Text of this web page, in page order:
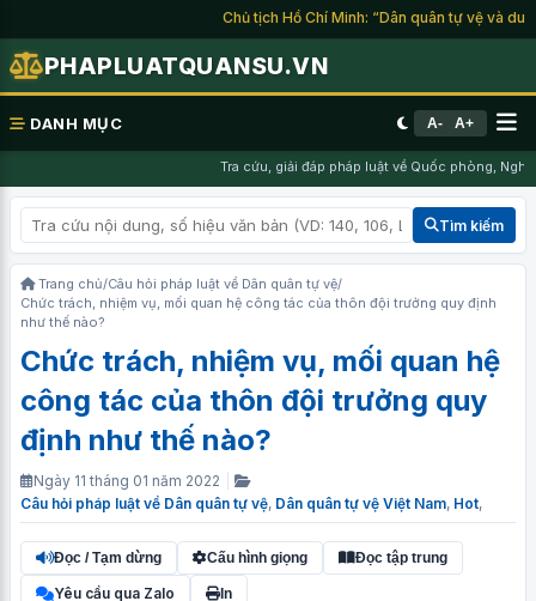
Chủ tịch Hồ Chí Minh: “Dân quân tự vệ và du
PHAPLUATQUANSU.VN
DANH MỤC A- A+
Tra cứu, giải đáp pháp luật về Quốc phòng,
Tìm kiếm
Trang chủ/Câu hỏi pháp luật về Dân quân tự vệ/
Chức trách, nhiệm vụ, mối quan hệ công tác của thôn đội trưởng quy định
như thế nào?
Chức trách, nhiệm vụ, mối quan hệ
công tác của thôn đội trưởng quy
định như thế nào?
Ngày 11 tháng 01 năm 2022
Câu hỏi pháp luật về Dân quân tự vệ, Dân quân tự vệ Việt Nam, Hot,
Đọc / Tạm dừng Cấu hình giọng Đọc tập trung
Yêu cầu qua Zalo In